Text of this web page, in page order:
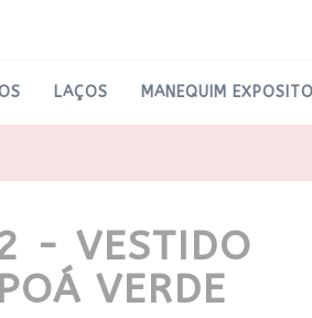
LAÇOS MANEQUIM
- VESTIDO
VERDE